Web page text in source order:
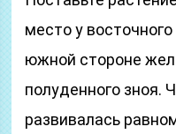
место у
южной стороне
полуденного зноя.
развивалась